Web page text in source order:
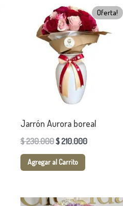
Oferta!
Jarrón Aurora boreal
$230.000
El
precio
original
era:
$ 230.000.
$210.000
El
precio
actual
es:
Agregar al Carrito